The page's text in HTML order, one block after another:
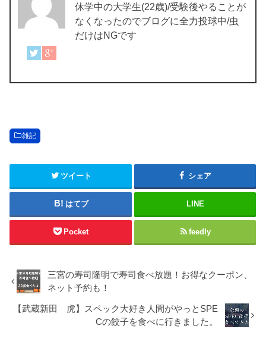
休学中の大学生(22歳)/受験後やることが
なくなったのでブログに全力投球中/虫
だけはNGです
雑記
ツイート シェア
はてブ LINE
Pocket feedly
三宮の寿司隆明で寿司食べ放題！お得なクーポン、
ネット予約も！
【武蔵新田 虎】スペック大好き人間がやっとSPE
Cの餃子を食べに行きました。